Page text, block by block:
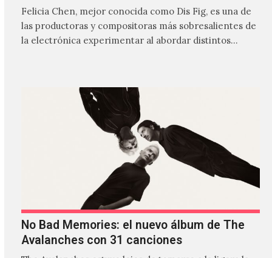
Felicia Chen, mejor conocida como Dis Fig, es una de
las productoras y compositoras más sobresalientes de
la electrónica experimentar al abordar distintos
No Bad Memories: el nuevo álbum de The
Avalanches con 31 canciones